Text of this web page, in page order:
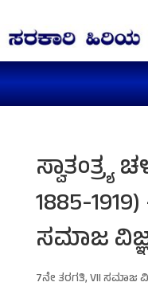
ಸ್ವಾತಂತ್ರ್ಯ
1885-
ಸಮಾಜ
7ನೇ ತರಗತಿ,VII ಸಮಾಜ